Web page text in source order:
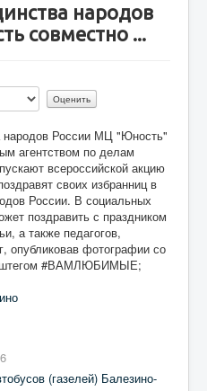
народов
совместно ...
народов России МЦ "Юность"
агентством по делам
всероссийской акцию
своих избранниц в
России. В социальных
поздравить с праздником
а также педагогов,
опубликовав фотографии со
#ВАМЛЮБИМЫЕ;
(газелей) Балезино-